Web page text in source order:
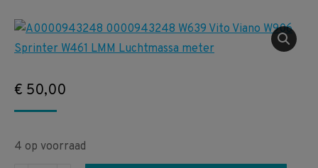
€ 50,00
4 op voorraad